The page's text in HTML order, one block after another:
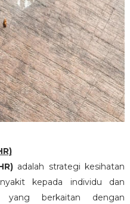
adalah strategi kesihatan
kepada individu dan
yang berkaitan dengan